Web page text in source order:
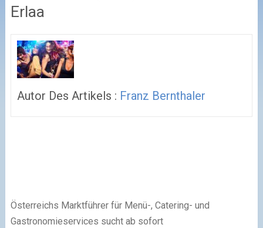
Erlaa
Autor Des Artikels : Franz Bernthaler
Österreichs Marktführer für Menü-, Catering- und
Gastronomieservices sucht ab sofort